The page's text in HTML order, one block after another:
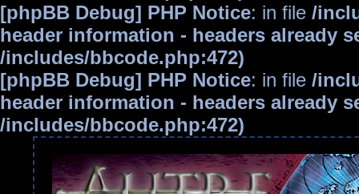
[phpBB Debug] PHP Notice: in file /
header information - headers already
/includes/bbcode.php:472)
[phpBB Debug] PHP Notice: in file /
header information - headers already
/includes/bbcode.php:472)